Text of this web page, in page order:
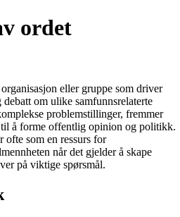
ordet
eller gruppe som driver
om ulike samfunnsrelaterte
problemstillinger, fremmer
å forme offentlig opinion og politikk.
ofte som en ressurs for
når det gjelder å skape
på viktige spørsmål.